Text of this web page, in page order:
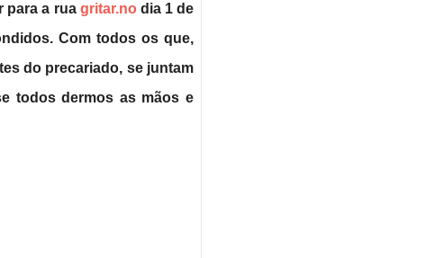
para a rua gritar.nodia 1 de
Com todos os que,
do precariado, se juntam
todos dermos as mãos e